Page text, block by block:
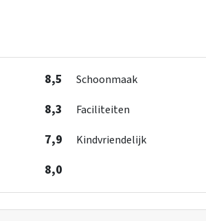
8,5 Schoonmaak
8,3 Faciliteiten
7,9 Kindvriendelijk
8,0